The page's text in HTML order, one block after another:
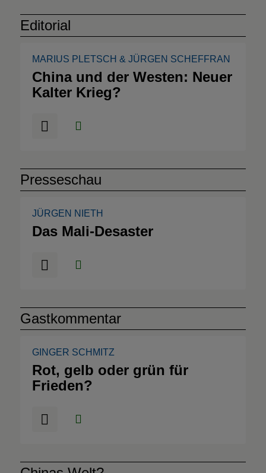
Editorial
MARIUS PLETSCH & JÜRGEN SCHEFFRAN
China und der Westen: Neuer
Kalter Krieg?
Presseschau
JÜRGEN NIETH
Das Mali-Desaster
Gastkommentar
GINGER SCHMITZ
Rot, gelb oder grün für
Frieden?